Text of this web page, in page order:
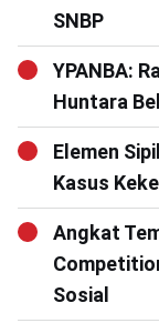
SNBP
YPANBA:
Huntara
Elemen
Kasus
Angkat
Sosial